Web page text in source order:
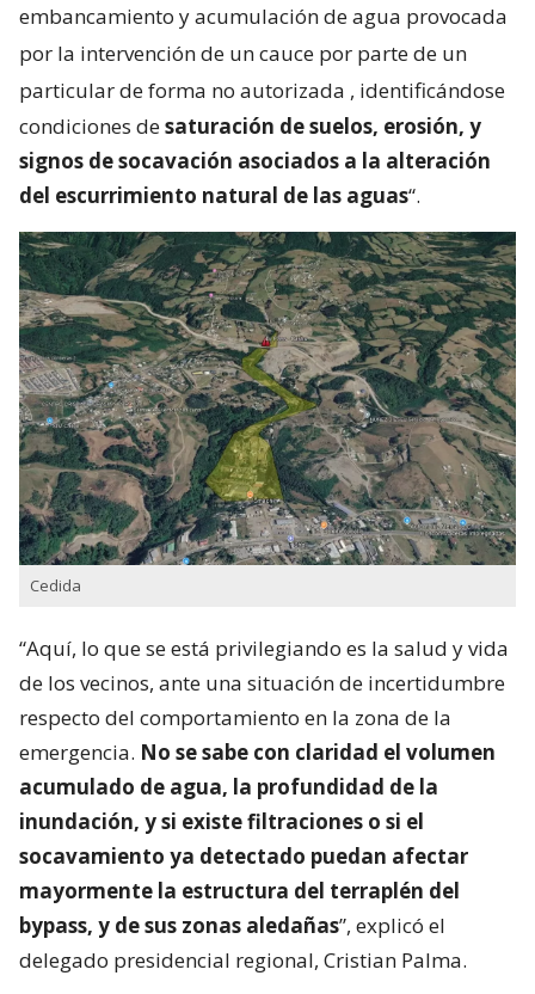
embancamiento y acumulación de agua provocada
por la intervención de un cauce por parte de un
particular de forma no autorizada , identificándose
condiciones desaturación de suelos, erosión, y
signos de socavación asociados a la alteración
del escurrimiento natural de las aguas“.
Cedida
“Aquí, lo que se está privilegiando es la salud y vida
de los vecinos, ante una situación de incertidumbre
respecto del comportamiento en la zona de la
emergencia. No se sabe con claridad el volumen
acumulado de agua, la profundidad de la
inundación, y si existe filtraciones o si el
socavamiento ya detectado puedan afectar
mayormente la estructura del terraplén del
bypass, y de sus zonas aledañas”, explicó el
delegado presidencial regional, Cristian Palma.